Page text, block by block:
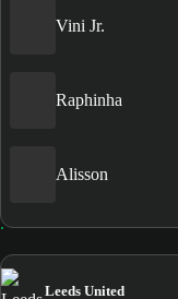
Vini Jr.
Raphinha
Alisson
Leeds United